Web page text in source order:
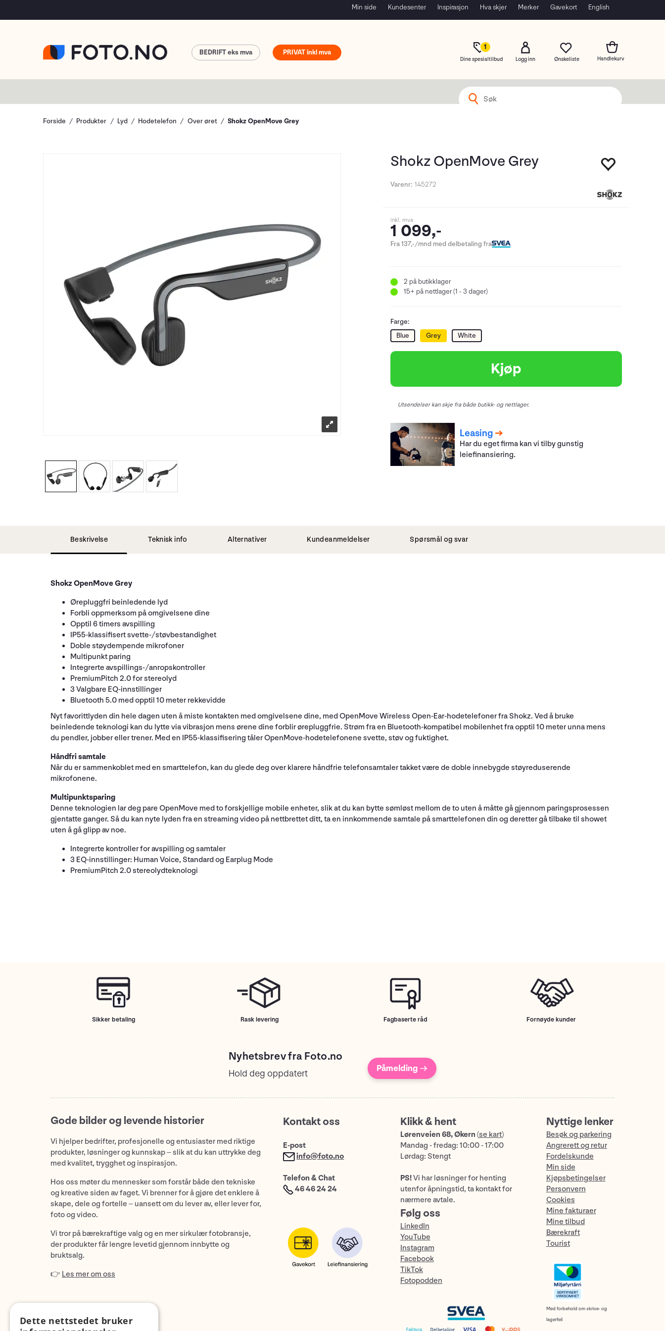
Min side Kundesenter Inspirasjon Hva skjer Merker Gavekort English
1
Dine spesialtilbud Logg inn
PRIVAT
BEDRIFT
Forside Produkter Lyd Hodetelefon Over øret Shokz OpenMove Grey
Shokz OpenMove Grey
Varenr: 145272
inkl. mva
1 099,-
Fra 137,-/mnd med delbetaling fra
2 på butikklager
15+ på nettlager (1 - 3 dager)
Farge:
Blue
Grey White
Kjøp
Utsendelser kan skje fra både butikk- og nettlager.
Leasing
Har du eget firma kan vi tilby gunstig
leiefinansiering.
Beskrivelse Teknisk info Alternativer Kundeanmeldelser Spørsmål og svar
Shokz OpenMove Grey
Ørepluggfri beinledende lyd
Forbli oppmerksom på omgivelsene dine
Opptil 6 timers avspilling
IP55-klassifisert svette-/støvbestandighet
Doble støydempende mikrofoner
Multipunkt paring
Integrerte avspillings-/anropskontroller
PremiumPitch 2.0 for stereolyd
3 Valgbare EQ-innstillinger
Bluetooth 5.0 med opptil 10 meter rekkevidde
Nyt favorittlyden din hele dagen uten å miste kontakten med omgivelsene dine, med OpenMove Wireless Open-Ear-hodetelefoner fra Shokz. Ved å bruke
beinledende teknologi kan du lytte via vibrasjon mens ørene dine forblir ørepluggfrie. Strøm fra en Bluetooth-kompatibel mobilenhet fra opptil 10 meter unna mens
du pendler, jobber eller trener. Med en IP55-klassifisering tåler OpenMove-hodetelefonene svette, støv og fuktighet.
Håndfri samtale
Når du er sammenkoblet med en smarttelefon, kan du glede deg over klarere håndfrie telefonsamtaler takket være de doble innebygde støyreduserende
mikrofonene.
Multipunktsparing
Denne teknologien lar deg pare OpenMove med to forskjellige mobile enheter, slik at du kan bytte sømløst mellom de to uten å måtte gå gjennom paringsprosessen
gjentatte ganger. Så du kan nyte lyden fra en streaming video på nettbrettet ditt, ta en innkommende samtale på smarttelefonen din og deretter gå tilbake til showet
uten å gå glipp av noe.
Integrerte kontroller for avspilling og samtaler
3 EQ-innstillinger: Human Voice, Standard og Earplug Mode
PremiumPitch 2.0 stereolydteknologi
Sikker betaling Rask levering Fagbaserte råd Fornøyde kunder
Nyhetsbrev fra Foto.no
Hold deg oppdatert Påmelding →
Gode bilder og levende historier
Vi hjelper bedrifter, profesjonelle og entusiaster med riktige
produkter, løsninger og kunnskap – slik at du kan uttrykke deg
med kvalitet, trygghet og inspirasjon.
Hos oss møter du mennesker som forstår både den tekniske
og kreative siden av faget. Vi brenner for å gjøre det enklere å
skape, dele og fortelle – uansett om du lever av, eller lever for,
foto og video.
Vi tror på bærekraftige valg og en mer sirkulær fotobransje,
der produkter får lengre levetid gjennom innbytte og
bruktsalg.
👉 Les mer om oss
Kontakt oss
E-post
info@foto.no
Telefon & Chat
46 46 24 24
Klikk & hent
Lørenveien 68, Økern (se kart)
Mandag - fredag: 10:00 - 17:00
Lørdag: Stengt
PS!Vi har løsninger for henting
utenfor åpningstid, ta kontakt for
nærmere avtale.
Følg oss
LinkedIn
YouTube
Instagram
Facebook
TikTok
Fotopodden
Nyttige lenker
Besøk og parkering
Angrerett og retur
Fordelskunde
Min side
Kjøpsbetingelser
Personvern
Cookies
Mine fakturaer
Mine tilbud
Bærekraft
Tourist
Med forbehold om skrive- og
lagerfeil
Dette nettstedet bruker